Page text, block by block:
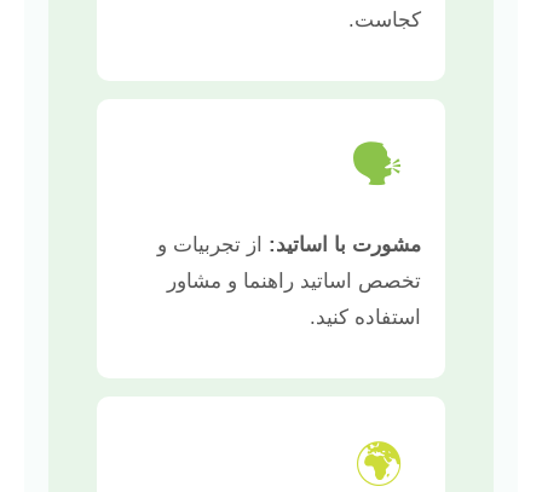
کجاست.
🗣️
مشورت با اساتید: از تجربیات و
تخصص اساتید راهنما و مشاور
استفاده کنید.
🌍